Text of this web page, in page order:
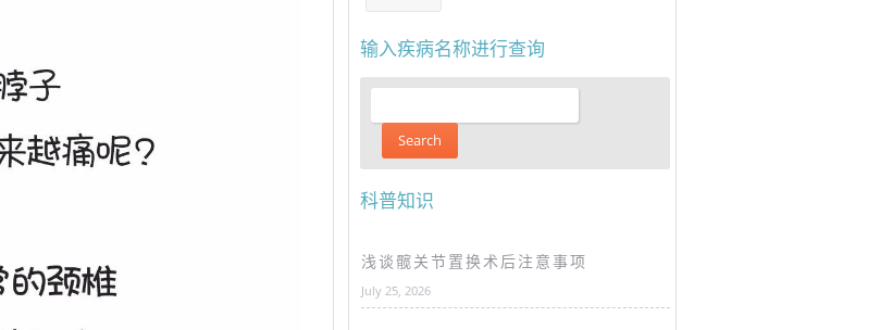
输入疾病名称进行查询
科普知识
浅谈髋关节置换术后注意事项
July 25, 2026